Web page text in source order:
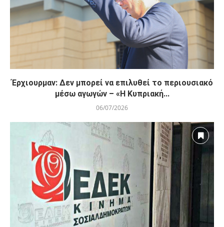
Έρχιουρμαν: Δεν μπορεί να επιλυθεί το περιουσιακό
μέσω αγωγών – «Η Κυπριακή...
06/07/2026